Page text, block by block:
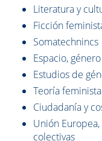
Literatura y
Ficción
Somatechnincs
Espacio,
Estudios de
Teoría feminista
Ciudadanía y
Unión
colectivas